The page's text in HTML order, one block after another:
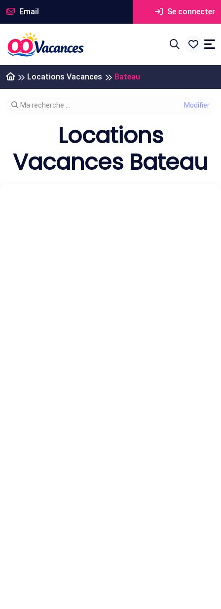
Email Se connecter
Locations Vacances Bateau
Modifier votre recherche
Ma recherche ...
Locations
Vacances Bateau